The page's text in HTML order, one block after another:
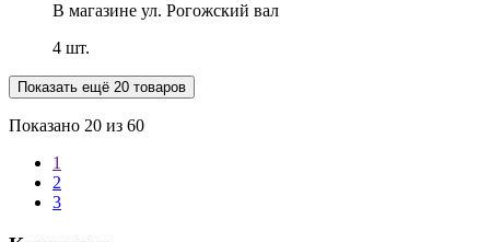
В магазине ул. Рогожский вал
4 шт.
Показать ещё 20 товаров
Показано 20 из 60
1
2
3